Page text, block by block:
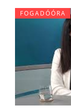
FOGADÓÓRA